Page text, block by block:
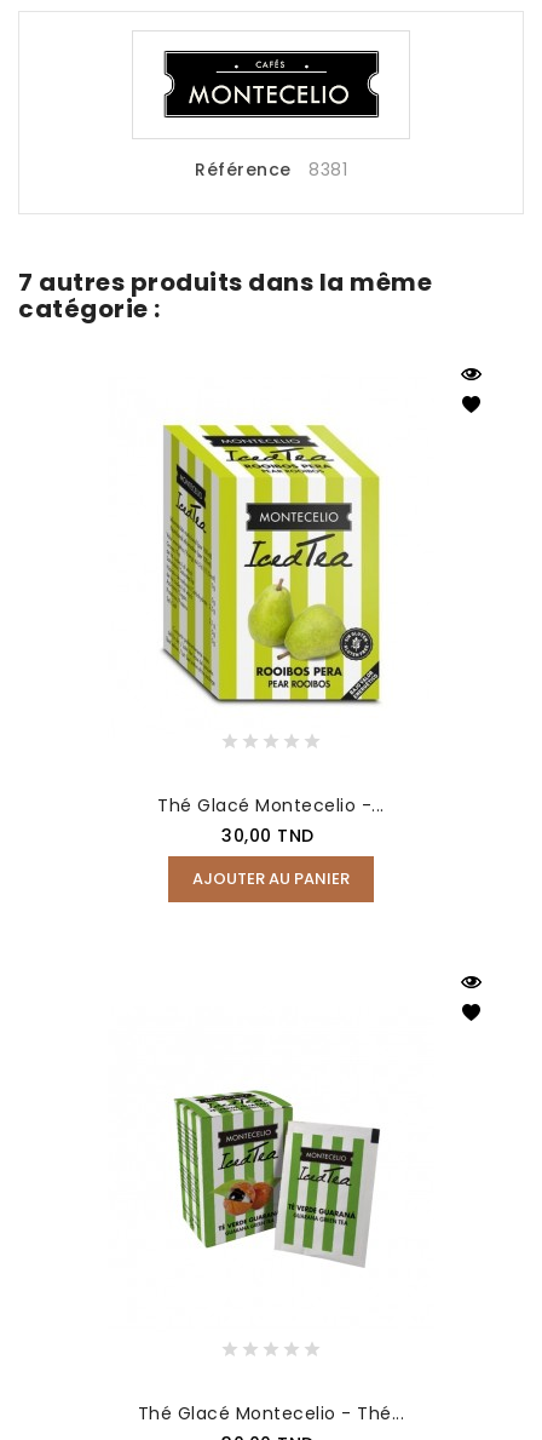
Référence 8381
7 autres produits dans la même
catégorie :
Thé Glacé Montecelio -...
Prix
30,00 TND
AJOUTER AU PANIER
Thé Glacé Montecelio - Thé...